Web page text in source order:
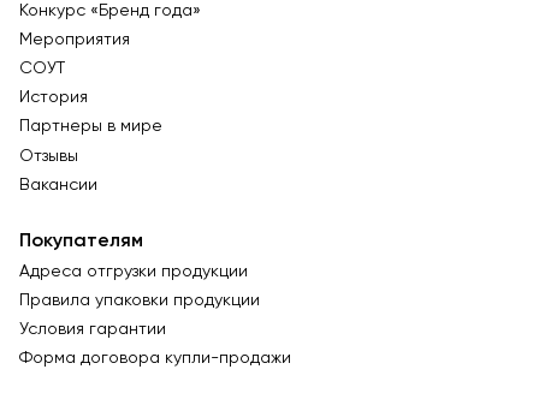
Конкурс «Бренд года»
Мероприятия
СОУТ
История
Партнеры в мире
Отзывы
Вакансии
Покупателям
Адреса отгрузки продукции
Правила упаковки продукции
Условия гарантии
Форма договора купли-продажи